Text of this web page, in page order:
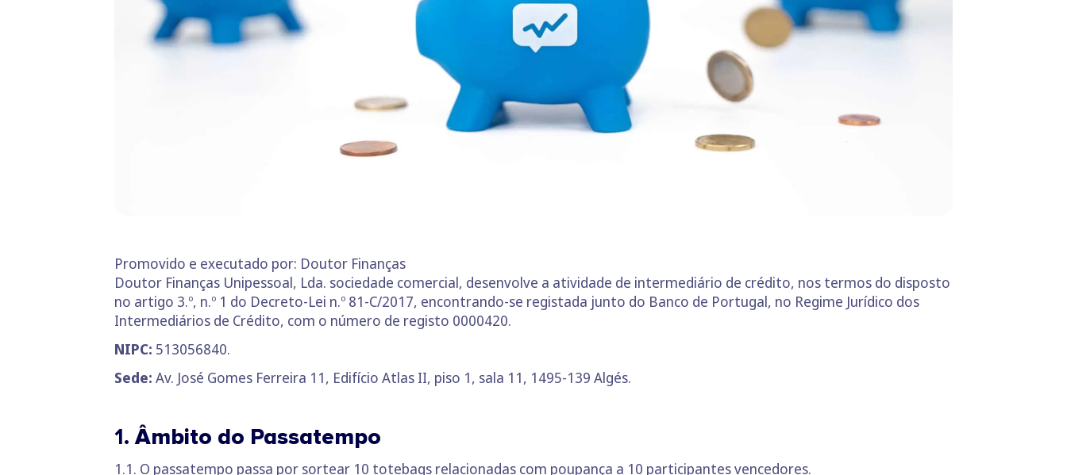
Promovido e executado por: Doutor Finanças
Doutor Finanças Unipessoal, Lda. sociedade comercial, desenvolve a atividade de intermediário de crédito, nos termos do disposto
no artigo 3.º, n.º 1 do Decreto-Lei n.º 81-C/2017, encontrando-se registada junto do Banco de Portugal, no Regime Jurídico dos
Intermediários de Crédito, com o número de registo 0000420.
NIPC: 513056840.
Sede: Av. José Gomes Ferreira 11, Edifício Atlas II, piso 1, sala 11, 1495-139 Algés.
1.Âmbito do Passatempo
1.1. O passatempo passa por sortear 10 totebags relacionadas com poupança a 10 participantes vencedores.